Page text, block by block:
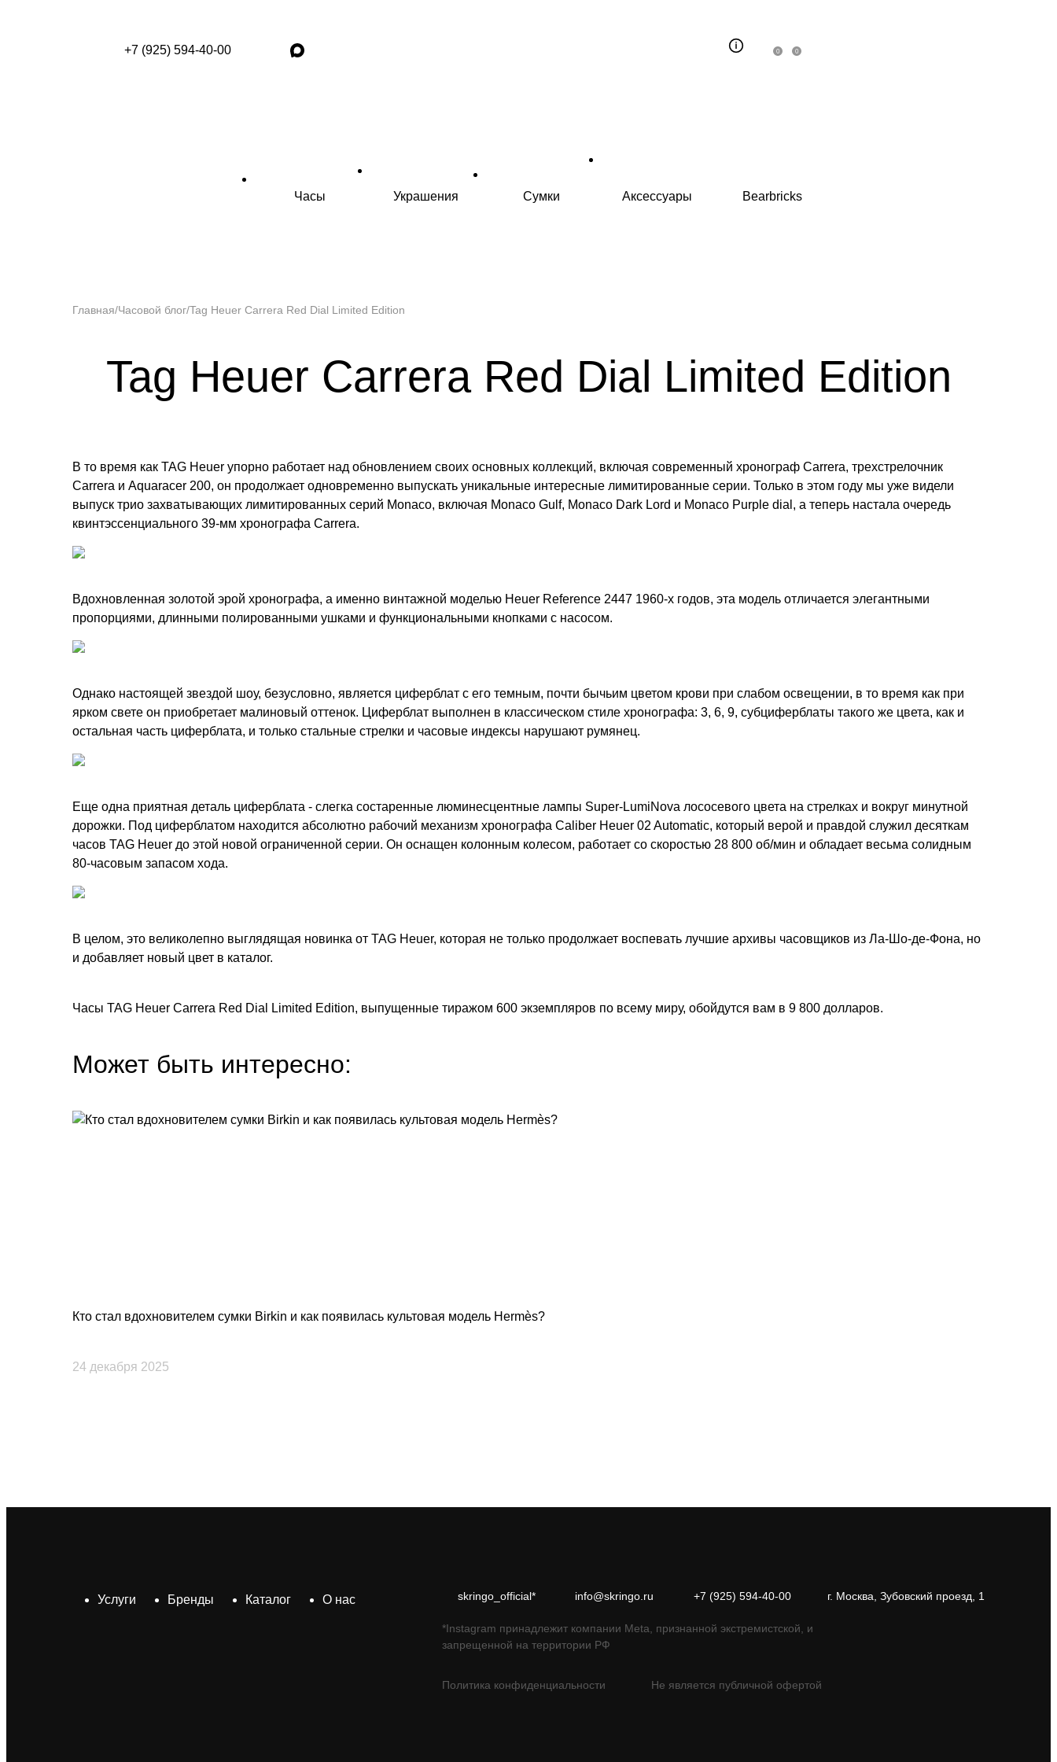
+7 (925) 594-40-00 0 0
Часы Украшения Сумки Аксессуары Bearbricks
Главная/Часовой блог/Tag Heuer Carrera Red Dial Limited Edition
Tag Heuer Carrera Red Dial Limited Edition
В то время как TAG Heuer упорно работает над обновлением своих основных коллекций, включая современный хронограф Carrera, трехстрелочник
Carrera и Aquaracer 200, он продолжает одновременно выпускать уникальные интересные лимитированные серии. Только в этом году мы уже видели
выпуск трио захватывающих лимитированных серий Monaco, включая Monaco Gulf, Monaco Dark Lord и Monaco Purple dial, а теперь настала очередь
квинтэссенциального 39-мм хронографа Carrera.
Вдохновленная золотой эрой хронографа, а именно винтажной моделью Heuer Reference 2447 1960-х годов, эта модель отличается элегантными
пропорциями, длинными полированными ушками и функциональными кнопками с насосом.
Однако настоящей звездой шоу, безусловно, является циферблат с его темным, почти бычьим цветом крови при слабом освещении, в то время как при
ярком свете он приобретает малиновый оттенок. Циферблат выполнен в классическом стиле хронографа: 3, 6, 9, субциферблаты такого же цвета, как и
остальная часть циферблата, и только стальные стрелки и часовые индексы нарушают румянец.
Еще одна приятная деталь циферблата - слегка состаренные люминесцентные лампы Super-LumiNova лососевого цвета на стрелках и вокруг минутной
дорожки. Под циферблатом находится абсолютно рабочий механизм хронографа Caliber Heuer 02 Automatic, который верой и правдой служил десяткам
часов TAG Heuer до этой новой ограниченной серии. Он оснащен колонным колесом, работает со скоростью 28 800 об/мин и обладает весьма солидным
80-часовым запасом хода.
В целом, это великолепно выглядящая новинка от TAG Heuer, которая не только продолжает воспевать лучшие архивы часовщиков из Ла-Шо-де-Фона, но
и добавляет новый цвет в каталог.
Часы TAG Heuer Carrera Red Dial Limited Edition, выпущенные тиражом 600 экземпляров по всему миру, обойдутся вам в 9 800 долларов.
Может быть интересно:
Кто стал вдохновителем сумки Birkin и как появилась культовая модель Hermès?
24 декабря 2025
Услуги Бренды Каталог О нас skringo_official* info@skringo.ru +7 (925) 594-40-00 г. Москва, Зубовский проезд, 1
*Instagram принадлежит компании Meta, признанной экстремистской, и
запрещенной на территории РФ
Политика конфиденциальности Не является публичной офертой